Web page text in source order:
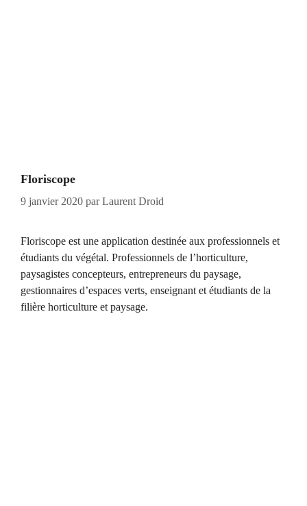
Floriscope
9 janvier 2020 parLaurent Droid
Floriscope est une application destinée aux professionnels et
étudiants du végétal. Professionnels de l’horticulture,
paysagistes concepteurs, entrepreneurs du paysage,
gestionnaires d’espaces verts, enseignant et étudiants de la
filière horticulture et paysage.